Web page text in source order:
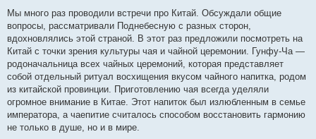
в
д
о
м
л
е
н
н
я
Мы много раз проводили встречи про Китай. Обсуждали общие
вопросы, рассматривали Поднебесную с разных сторон,
вдохновлялись этой страной. В этот раз предложили посмотреть на
Китай с точки зрения культуры чая и чайной церемонии. Гунфу-Ча —
родоначальница всех чайных церемоний, которая представляет
собой отдельный ритуал восхищения вкусом чайного напитка, родом
из китайской провинции. Приготовлению чая всегда уделяли
огромное внимание в Китае. Этот напиток был излюбленным в семье
императора, а чаепитие считалось способом восстановить гармонию
не только в душе, но и в мире.